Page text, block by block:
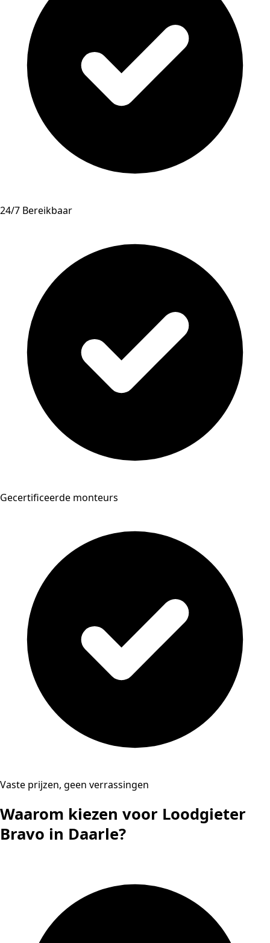
24/7 Bereikbaar
Gecertificeerde monteurs
Vaste prijzen, geen verrassingen
Waarom kiezen voor Loodgieter
Bravo in Daarle?